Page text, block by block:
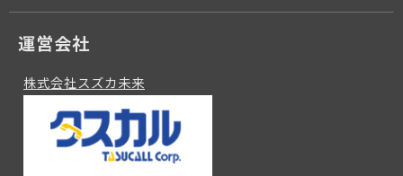
運営会社
株式会社スズカ未来